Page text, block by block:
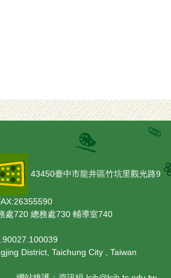
43450臺中市龍井區竹坑里觀光路9
處720 總務處730 輔導室740
District, Taichung City , Taiwan